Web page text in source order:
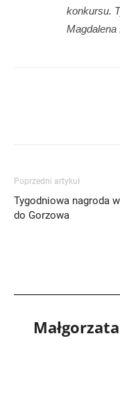
konkursu.
Magdalena
Poprzedni artykuł
Tygodniowa nagroda
do Gorzowa